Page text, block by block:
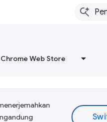
Chrome Web Store